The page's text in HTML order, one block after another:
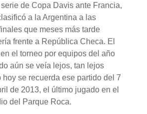
de Copa Davis ante Francia,
a la Argentina a las
que meses más tarde
frente a República Checa. El
el torneo por equipos del año
aún se veía lejos, tan lejos
hoy se recuerda ese partido del 7
de 2013, el último jugado en el
del Parque Roca.